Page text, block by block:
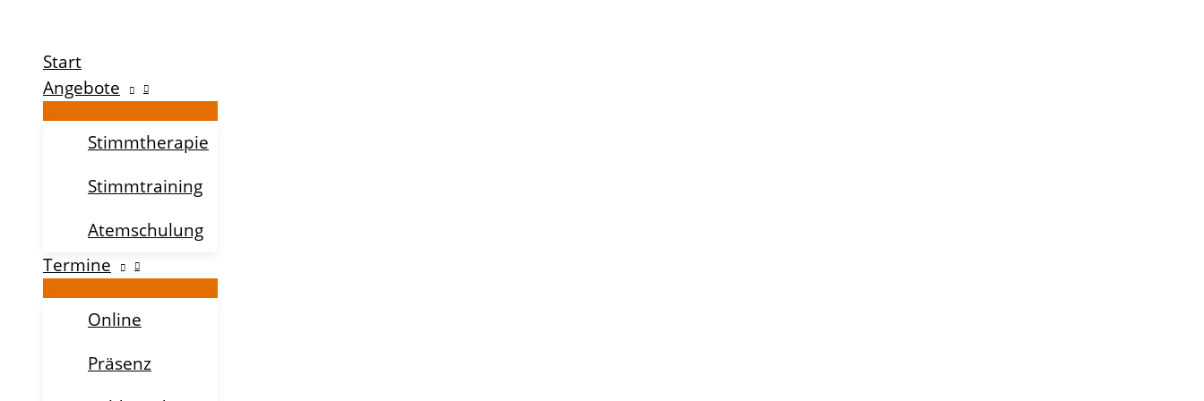
springen
Start
Angebote
Stimmtherapie
Stimmtraining
Atemschulung
Termine
Online
Präsenz